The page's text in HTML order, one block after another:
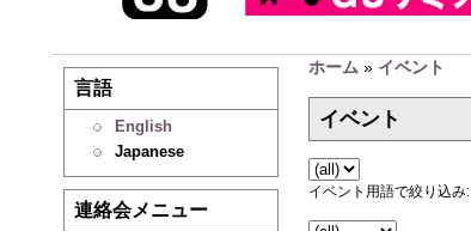
言語
English
Japanese
連絡会メニュー
ホーム » イベント
イベント
イベント用語で絞り込み: